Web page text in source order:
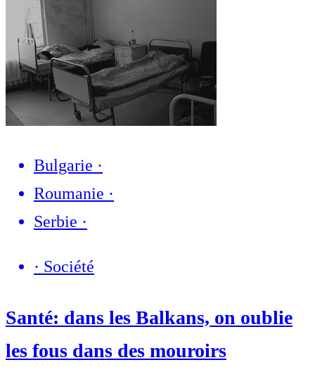
Bulgarie ·
Roumanie ·
Serbie ·
· Société
Santé: dans les Balkans, on oublie
les fous dans des mouroirs